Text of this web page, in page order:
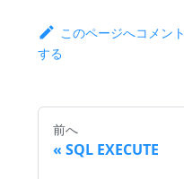
このページへコメント
する
前へ
SQL EXECUTE